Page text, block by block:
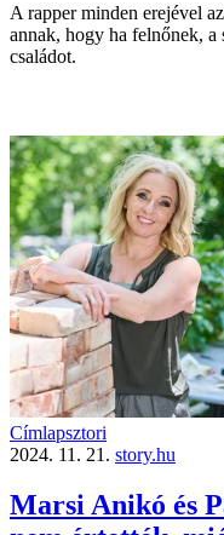
A rapper minden erejével
annak, hogy ha felnőnek, a
családot.
Címlapsztori
2024. 11. 21. story.hu
Marsi Anikó és